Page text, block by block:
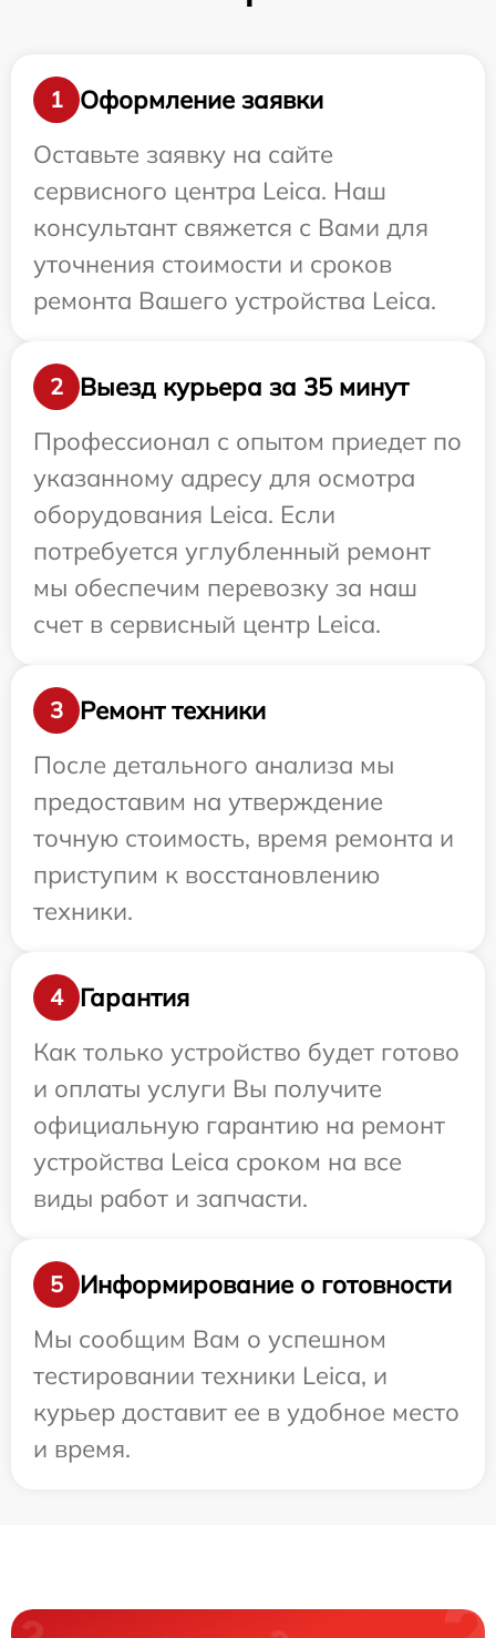
1
Оформление заявки
Оставьте заявку на сайте
сервисного центра Leica. Наш
консультант свяжется с Вами для
уточнения стоимости и сроков
ремонта Вашего устройства Leica.
2
Выезд курьера за 35 минут
Профессионал с опытом приедет по
указанному адресу для осмотра
оборудования Leica. Если
потребуется углубленный ремонт
мы обеспечим перевозку за наш
счет в сервисный центр Leica.
3
Ремонт техники
После детального анализа мы
предоставим на утверждение
точную стоимость, время ремонта и
приступим к восстановлению
техники.
4
Гарантия
Как только устройство будет готово
и оплаты услуги Вы получите
официальную гарантию на ремонт
устройства Leica сроком на все
виды работ и запчасти.
5
Информирование о готовности
Мы сообщим Вам о успешном
тестировании техники Leica, и
курьер доставит ее в удобное место
и время.